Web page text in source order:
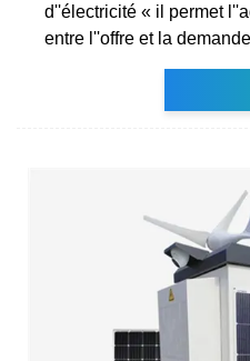
d''électricité « il permet
entre l''offre et la